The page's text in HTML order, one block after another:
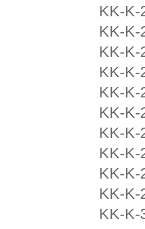
KK-K-
KK-K-
KK-K-
KK-K-
KK-K-
KK-K-
KK-K-
KK-K-
KK-K-
KK-K-
KK-K-